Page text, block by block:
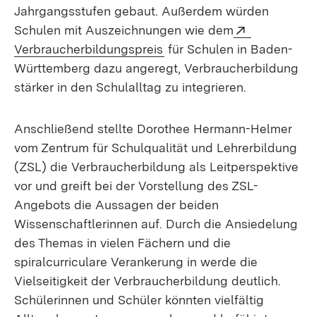
Jahrgangsstufen gebaut. Außerdem würden
Schulen mit Auszeichnungen wie dem
Verbraucherbildungspreis (Öffnet in neuem Fenster)
für Schulen in Baden-
Württemberg dazu angeregt, Verbraucherbildung
stärker in den Schulalltag zu integrieren.
Anschließend stellte Dorothee Hermann-Helmer
vom Zentrum für Schulqualität und Lehrerbildung
(ZSL) die Verbraucherbildung als Leitperspektive
vor und greift bei der Vorstellung des ZSL-
Angebots die Aussagen der beiden
Wissenschaftlerinnen auf. Durch die Ansiedelung
des Themas in vielen Fächern und die
spiralcurriculare Verankerung in werde die
Vielseitigkeit der Verbraucherbildung deutlich.
Schülerinnen und Schüler könnten vielfältig